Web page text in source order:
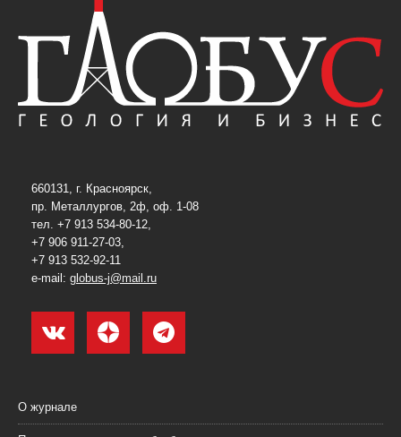
660131, г. Красноярск,
пр. Металлургов, 2ф, оф. 1-08
тел. +7 913 534-80-12,
+7 906 911-27-03,
+7 913 532-92-11
e-mail: globus-j@mail.ru
О журнале